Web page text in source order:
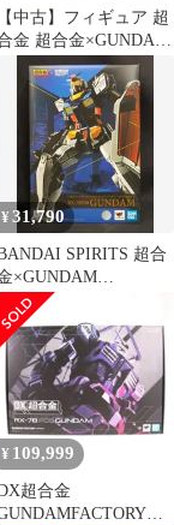
【中古】フィギュア 超
金 超合金×GUNDAM
FACTORY YOKOHAMA
RX-78F00 GUNDAM
「機動戦士ガンダム」
GUNDAM FACTORY
YOKOHAMA＆プレミ
アムバンダイ限定
¥31,790
SPIRITS 超合
×GUNDAM
YOKOHAMA
GUNDAM FACTORY
RX-78F00
ガンダム
¥ 109,999
超合金